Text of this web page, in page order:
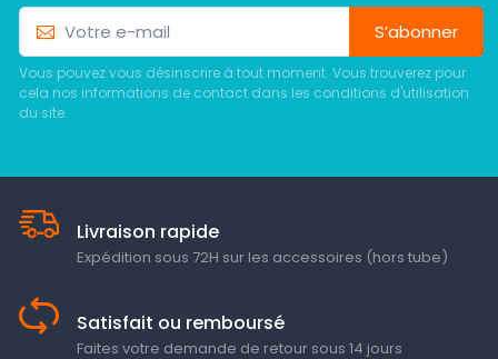
S’abonner
Vous pouvez vous désinscrire à tout moment. Vous trouverez pour
cela nos informations de contact dans les conditions d'utilisation
du site.
Livraison rapide
Expédition sous 72H sur les accessoires (hors tube)
Satisfait ou remboursé
Faites votre demande de retour sous 14 jours